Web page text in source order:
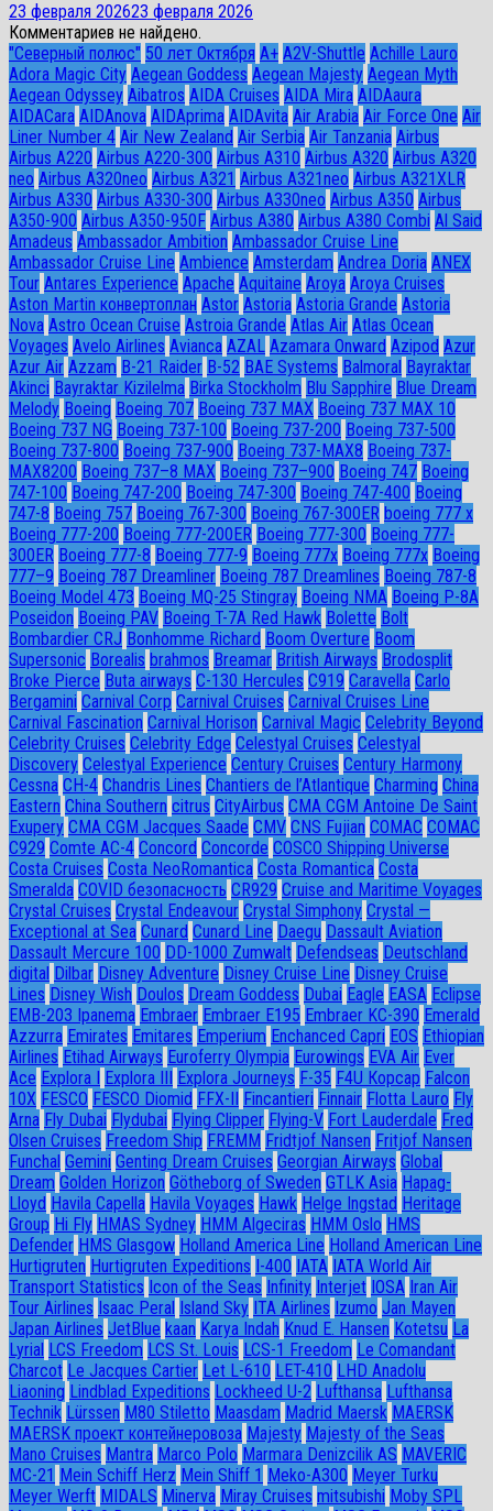
23 февраля 202623 февраля 2026
Комментариев не найдено.
"Северный полюс" 50 лет Октября A+ A2V-Shuttle Achille Lauro
Adora Magic City Aegean Goddess Aegean Majesty Aegean Myth
Aegean Odyssey Aibatros AIDA Cruises AIDA Mira AIDAaura
AIDACara AIDAnova AIDAprima AIDAvita Air Arabia Air Force One Air
Liner Number 4 Air New Zealand Air Serbia Air Tanzania Airbus
Airbus A220 Airbus A220-300 Airbus A310 Airbus A320 Airbus A320
neo Airbus A320neo Airbus A321 Airbus A321neo Airbus A321XLR
Airbus A330 Airbus A330-300 Airbus A330neo Airbus A350 Airbus
A350-900 Airbus A350-950F Airbus A380 Airbus A380 Combi Al Said
Amadeus Ambassador Ambition Ambassador Cruise Line
Ambassador Сruise Line Ambience Amsterdam Andrea Doria ANEX
Tour Antares Experience Apache Aquitaine Aroya Aroya Cruises
Aston Martin конвертоплан Astor Astoria Astoria Grande Astoria
Nova Astro Ocean Cruise Astroia Grande Atlas Air Atlas Ocean
Voyages Avelo Airlines Avianca AZAL Azamara Onward Azipod Azur
Azur Air Azzam B-21 Raider B-52 BAE Systems Balmoral Bayraktar
Akinci Bayraktar Kizilelma Birka Stockholm Blu Sapphire Blue Dream
Melody Boeing Boeing 707 Boeing 737 MAX Boeing 737 MAX 10
Boeing 737 NG Boeing 737-100 Boeing 737-200 Boeing 737-500
Boeing 737-800 Boeing 737-900 Boeing 737-MAX8 Boeing 737-
MAX8200 Boeing 737–8 MAX Boeing 737–900 Boeing 747 Boeing
747-100 Boeing 747-200 Boeing 747-300 Boeing 747-400 Boeing
747-8 Boeing 757 Boeing 767-300 Boeing 767-300ER boeing 777 x
Boeing 777-200 Boeing 777-200ER Boeing 777-300 Boeing 777-
300ER Boeing 777-8 Boeing 777-9 Boeing 777x Boeing 777х Boeing
777–9 Boeing 787 Dreamliner Boeing 787 Dreamlines Boeing 787-8
Boeing Model 473 Boeing MQ-25 Stingray Boeing NMA Boeing P-8A
Poseidon Boeing PAV Boeing T-7A Red Hawk Bolette Bolt
Bombardier CRJ Bonhomme Richard Boom Overture Boom
Supersonic Borealis brahmos Breamar British Airways Brodosplit
Broke Pierce Buta airways C-130 Hercules C919 Caravella Carlo
Bergamini Carnival Corp Carnival Cruises Carnival Cruises Line
Carnival Fascination Carnival Horison Carnival Magic Celebrity Beyond
Celebrity Cruises Celebrity Edge Celestyal Cruises Celestyal
Discovery Celestyal Experience Century Cruises Century Harmony
Cessna CH-4 Chandris Lines Chantiers de l’Atlantique Charming China
Eastern China Southern citrus CityAirbus CMA CGM Antoine De Saint
Exupery CMA CGM Jacques Saade CMV CNS Fujian COMAC COMAC
C929 Comte AC-4 Concord Concorde COSCO Shipping Universe
Costa Cruises Costa NeoRomantica Costa Romantica Costa
Smeralda COVID безопасность CR929 Cruise and Maritime Voyages
Crystal Cruises Crystal Endeavour Crystal Simphony Crystal —
Exceptional at Sea Cunard Cunard Line Daegu Dassault Aviation
Dassault Mercure 100 DD-1000 Zumwalt Defendseas Deutschland
digital Dilbar Disney Adventure Disney Cruise Line Disney Cruise
Lines Disney Wish Doulos Dream Goddess Dubai Eagle EASA Eclipse
EMB-203 Ipanema Embraer Embraer E195 Embraer KC-390 Emerald
Azzurra Emirates Emitares Emperium Enchanced Capri EOS Ethiopian
Airlines Etihad Airways Euroferry Olympia Eurowings EVA Air Ever
Ace Explora I Explora III Explora Journeys F-35 F4U Корсар Falcon
10X FESCO FESCO Diomid FFX-II Fincantieri Finnair Flotta Lauro Fly
Arna Fly Dubai Flydubai Flying Clipper Flying-V Fort Lauderdale Fred
Olsen Cruises Freedom Ship FREMM Fridtjof Nansen Fritjof Nansen
Funchal Gemini Genting Dream Cruises Georgian Airways Global
Dream Golden Horizon Götheborg of Sweden GTLK Asia Hapag-
Lloyd Havila Capella Havila Voyages Hawk Helge Ingstad Heritage
Group Hi Fly HMAS Sydney HMM Algeciras HMM Oslo HMS
Defender HMS Glasgow Holland America Line Holland American Line
Hurtigruten Hurtigruten Expeditions I-400 IATA IATA World Air
Transport Statistics Icon of the Seas Infinity Interjet IOSA Iran Air
Tour Airlines Isaac Peral Island Sky ITA Airlines Izumo Jan Mayen
Japan Airlines JetBlue kaan Karya Indah Knud E. Hansen Kotetsu La
Lyrial LCS Freedom LCS St. Louis LCS-1 Freedom Le Comandant
Charcot Le Jacques Cartier Let L-610 LET-410 LHD Anadolu
Liaoning Lindblad Expeditions Lockheed U-2 Lufthansa Lufthansa
Technik Lürssen M80 Stiletto Maasdam Madrid Maersk MAERSK
MAERSK проект контейнеровоза Majesty Majesty of the Seas
Mano Cruises Mantra Marco Polo Marmara Denizcilik AS MAVERIC
MC-21 Mein Schiff Herz Mein Shiff 1 Meko-A300 Meyer Turku
Meyer Werft MIDALS Minerva Miray Cruises mitsubishi Moby SPL